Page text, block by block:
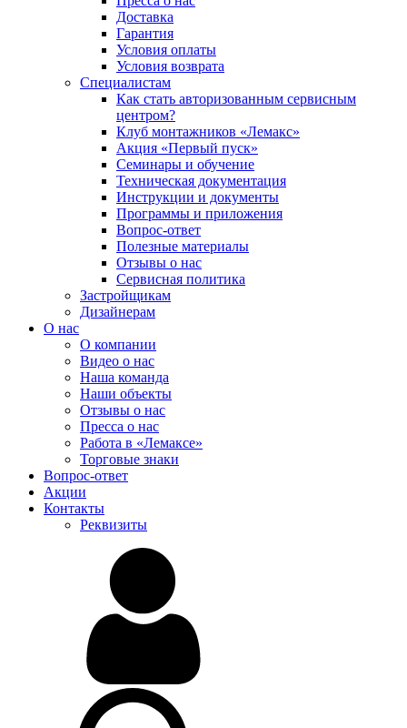
Доставка
Гарантия
Условия оплаты
Условия возврата
Специалистам
Как стать авторизованным сервисным
центром?
Клуб монтажников «Лемакс»
Акция «Первый пуск»
Семинары и обучение
Техническая документация
Инструкции и документы
Программы и приложения
Вопрос-ответ
Полезные материалы
Отзывы о нас
Сервисная политика
Застройщикам
Дизайнерам
О нас
О компании
Видео о нас
Наша команда
Наши объекты
Отзывы о нас
Пресса о нас
Работа в «Лемаксе»
Торговые знаки
Вопрос-ответ
Акции
Контакты
Реквизиты